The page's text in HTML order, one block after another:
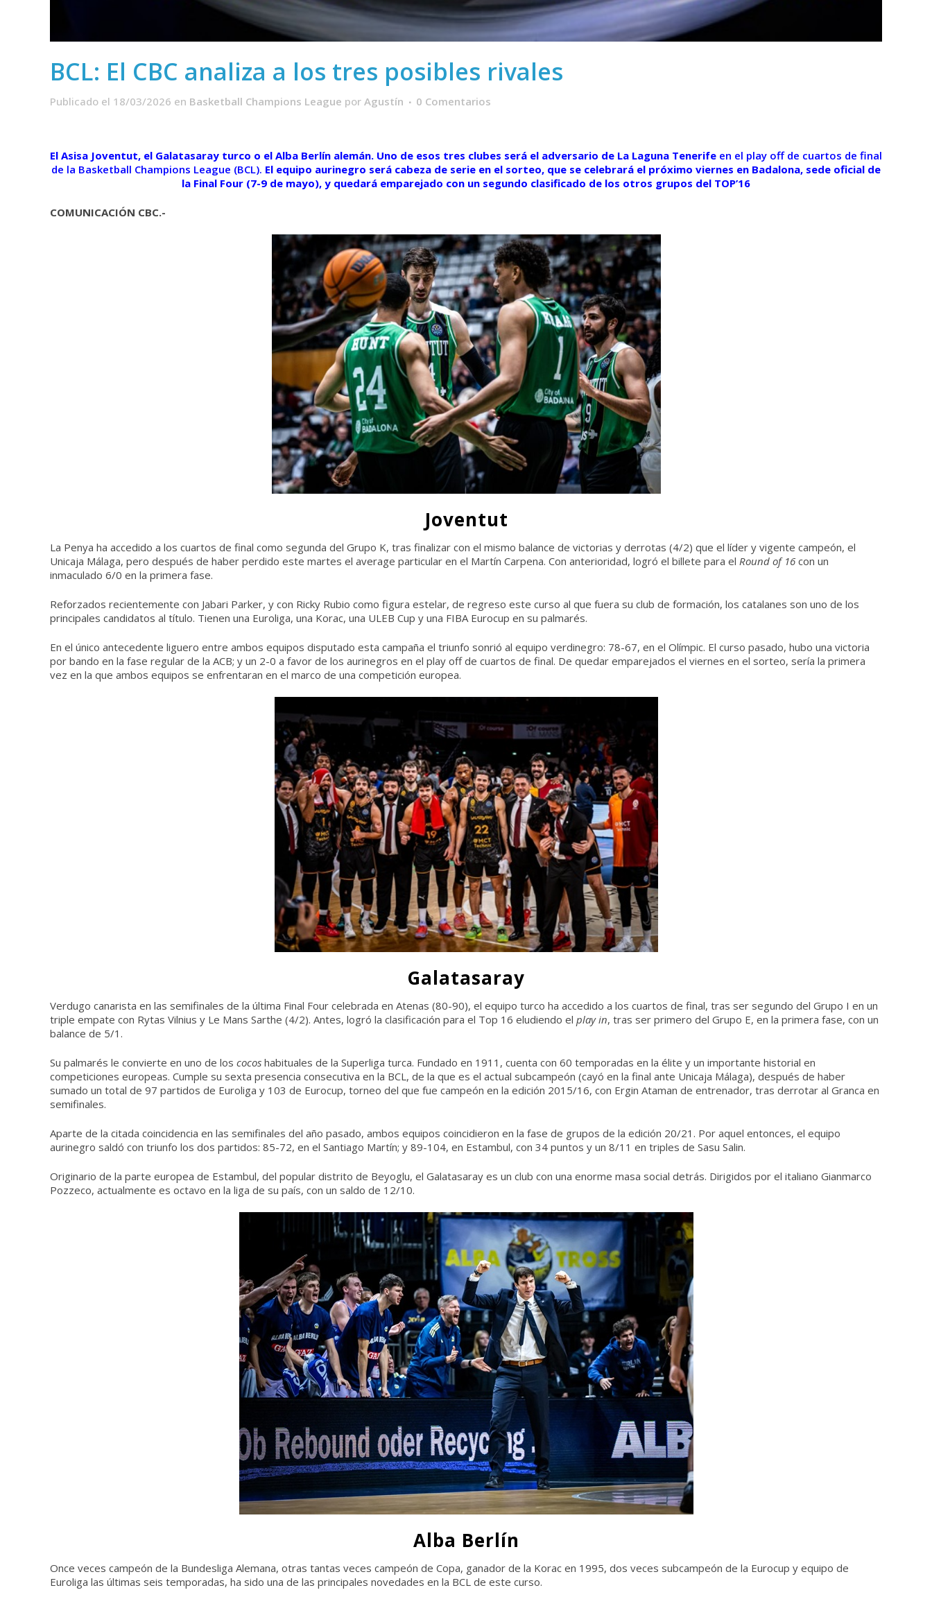
BCL: El CBC analiza a los tres posibles rivales
Publicado el 18/03/2026 en Basketball Champions League por Agustín 0 Comentarios
El Asisa Joventut, el Galatasaray turco o el Alba Berlín alemán. Uno de esos tres clubes será el adversario de La Laguna Tenerife en el play off de cuartos de final
de la Basketball Champions League (BCL). El equipo aurinegro será cabeza de serie en el sorteo, que se celebrará el próximo viernes en Badalona, sede oficial de
la Final Four (7-9 de mayo), y quedará emparejado con un segundo clasificado de los otros grupos del TOP’16
COMUNICACIÓN CBC.-
Joventut
La Penya ha accedido a los cuartos de final como segunda del Grupo K, tras finalizar con el mismo balance de victorias y derrotas (4/2) que el líder y vigente campeón, el
Unicaja Málaga, pero después de haber perdido este martes el average particular en el Martín Carpena. Con anterioridad, logró el billete para el Round of 16 con un
inmaculado 6/0 en la primera fase.
Reforzados recientemente con Jabari Parker, y con Ricky Rubio como figura estelar, de regreso este curso al que fuera su club de formación, los catalanes son uno de los
principales candidatos al título. Tienen una Euroliga, una Korac, una ULEB Cup y una FIBA Eurocup en su palmarés.
En el único antecedente liguero entre ambos equipos disputado esta campaña el triunfo sonrió al equipo verdinegro: 78-67, en el Olímpic. El curso pasado, hubo una victoria
por bando en la fase regular de la ACB; y un 2-0 a favor de los aurinegros en el play off de cuartos de final. De quedar emparejados el viernes en el sorteo, sería la primera
vez en la que ambos equipos se enfrentaran en el marco de una competición europea.
Galatasaray
Verdugo canarista en las semifinales de la última Final Four celebrada en Atenas (80-90), el equipo turco ha accedido a los cuartos de final, tras ser segundo del Grupo I en un
triple empate con Rytas Vilnius y Le Mans Sarthe (4/2). Antes, logró la clasificación para el Top 16 eludiendo el play in, tras ser primero del Grupo E, en la primera fase, con un
balance de 5/1.
Su palmarés le convierte en uno de los cocos habituales de la Superliga turca. Fundado en 1911, cuenta con 60 temporadas en la élite y un importante historial en
competiciones europeas. Cumple su sexta presencia consecutiva en la BCL, de la que es el actual subcampeón (cayó en la final ante Unicaja Málaga), después de haber
sumado un total de 97 partidos de Euroliga y 103 de Eurocup, torneo del que fue campeón en la edición 2015/16, con Ergin Ataman de entrenador, tras derrotar al Granca en
semifinales.
Aparte de la citada coincidencia en las semifinales del año pasado, ambos equipos coincidieron en la fase de grupos de la edición 20/21. Por aquel entonces, el equipo
aurinegro saldó con triunfo los dos partidos: 85-72, en el Santiago Martín; y 89-104, en Estambul, con 34 puntos y un 8/11 en triples de Sasu Salin.
Originario de la parte europea de Estambul, del popular distrito de Beyoglu, el Galatasaray es un club con una enorme masa social detrás. Dirigidos por el italiano Gianmarco
Pozzeco, actualmente es octavo en la liga de su país, con un saldo de 12/10.
Alba Berlín
Once veces campeón de la Bundesliga Alemana, otras tantas veces campeón de Copa, ganador de la Korac en 1995, dos veces subcampeón de la Eurocup y equipo de
Euroliga las últimas seis temporadas, ha sido una de las principales novedades en la BCL de este curso.